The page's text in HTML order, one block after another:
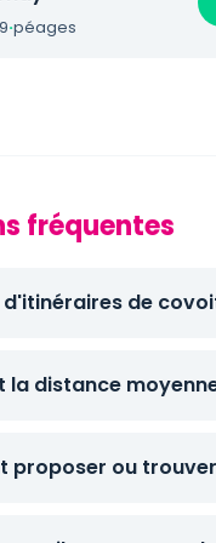
·péages
fréquentes
d'itinéraires de
la distance
proposer ou